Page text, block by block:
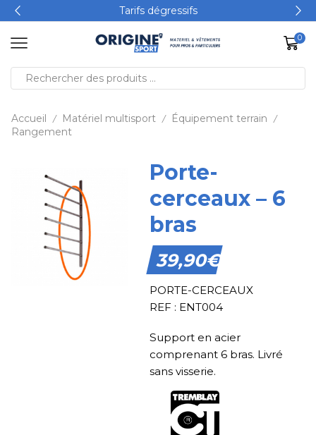
Tarifs dégressifs
0
Accueil / Matériel multisport / Équipement terrain /
Rangement
Porte-
cerceaux – 6
bras
39,90€
PORTE-CERCEAUX
REF : ENT004
Support en acier
comprenant 6 bras. Livré
sans visserie.